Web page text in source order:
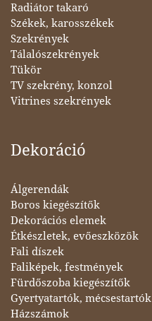
Radiátor takaró
Székek, karosszékek
Szekrények
Tálalószekrények
Tükör
TV szekrény, konzol
Vitrines szekrények
Dekoráció
Álgerendák
Boros kiegészítők
Dekorációs elemek
Étkészletek, evőeszközök
Fali díszek
Faliképek, festmények
Fürdőszoba kiegészítők
Gyertyatartók, mécsestartók
Házszámok